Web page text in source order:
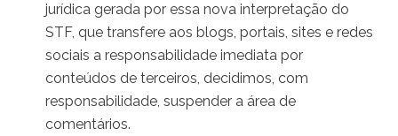
jurídica gerada por essa nova interpretação do
STF, que transfere aos blogs, portais, sites e redes
sociais a responsabilidade imediata por
conteúdos de terceiros, decidimos, com
responsabilidade, suspender a área de
comentários.